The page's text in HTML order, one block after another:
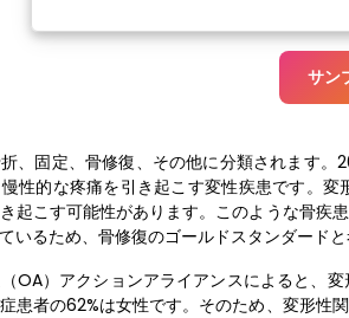
サン
、固定、骨修復、その他に分類されます
性的な疼痛を引き起こす変性疾患です。
起こす可能性があります。このような骨疾
いるため、骨修復のゴールドスタンダードと
OA）アクションアライアンスによると、
患者の62%は女性です。そのため、変形